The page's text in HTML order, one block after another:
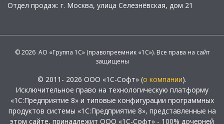
Отдел продаж: г. Москва, улица Селезнёвская, дом 21
© 2026 АО «Группа 1С» (правопреемник «1С»). Все права на сайт
защищены
© 2011- 2026 ООО «1С-Софт» (о компании).
Исключительное право на технологическую платформу
«1С:Предприятие 8» и типовые конфигурации программных
продуктов системы «1С:Предприятие 8», представленные на
этом сайте, принадлежит ООО «1С-Софт» - 100% дочерней